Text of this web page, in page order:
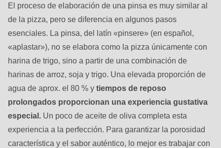
El proceso de elaboración de una pinsa es muy similar al
de la pizza, pero se diferencia en algunos pasos
esenciales. La pinsa, del latín «pinsere» (en español,
«aplastar»), no se elabora como la pizza únicamente con
harina de trigo, sino a partir de una combinación de
harinas de arroz, soja y trigo. Una elevada proporción de
agua de aprox. el 80 % y tiempos de reposo
prolongados proporcionan una experiencia gustativa
especial. Un poco de aceite de oliva completa esta
experiencia a la perfección. Para garantizar la porosidad
característica y el sabor auténtico, lo mejor es trabajar con